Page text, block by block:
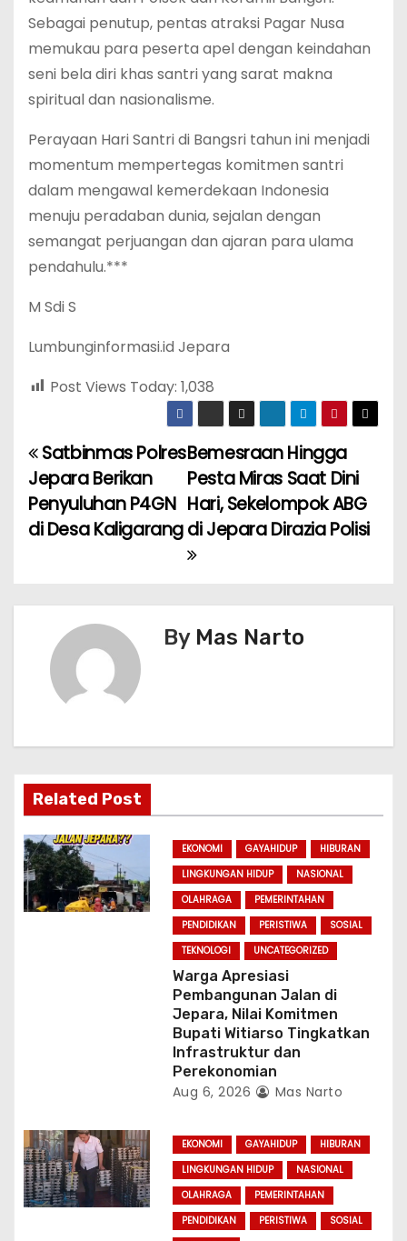
Sebagai penutup, pentas atraksi Pagar Nusa
memukau para peserta apel dengan keindahan
seni bela diri khas santri yang sarat makna
spiritual dan nasionalisme.
Perayaan Hari Santri di Bangsri tahun ini menjadi
momentum mempertegas komitmen santri
dalam mengawal kemerdekaan Indonesia
menuju peradaban dunia, sejalan dengan
semangat perjuangan dan ajaran para ulama
pendahulu.***
M Sdi S
Lumbunginformasi.id Jepara
Post Views Today: 1,038
P
o
s
n
a
t
i
o
Bemesraan Hingga
Pesta Miras Saat Dini
Hari, Sekelompok ABG
di Jepara Dirazia Polisi
Satbinmas Polres
Jepara Berikan
Penyuluhan P4GN
di Desa Kaligarang
By Mas Narto
Related Post
EKONOMI GAYAHIDUP
HIBURAN
LINGKUNGAN HIDUP
NASIONAL
OLAHRAGA
PEMERINTAHAN
PENDIDIKAN
PERISTIWA
SOSIAL
TEKNOLOGI
UNCATEGORIZED
Warga Apresiasi
Pembangunan Jalan di
Jepara, Nilai Komitmen
Bupati Witiarso Tingkatkan
Infrastruktur dan
Perekonomian
Aug 6, 2026 Mas Narto
EKONOMI GAYAHIDUP
HIBURAN
LINGKUNGAN HIDUP
NASIONAL
OLAHRAGA
PEMERINTAHAN
PENDIDIKAN
PERISTIWA
SOSIAL